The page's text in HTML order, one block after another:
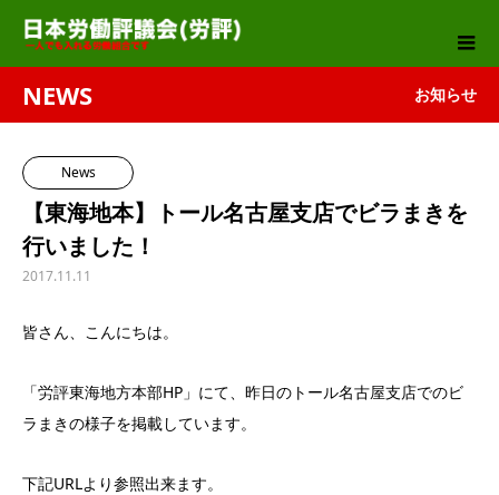
NEWS お知らせ
News
【東海地本】トール名古屋支店でビラまきを
行いました！
2017.11.11
皆さん、こんにちは。
「労評東海地方本部HP」にて、昨日のトール名古屋支店でのビ
ラまきの様子を掲載しています。
下記URLより参照出来ます。